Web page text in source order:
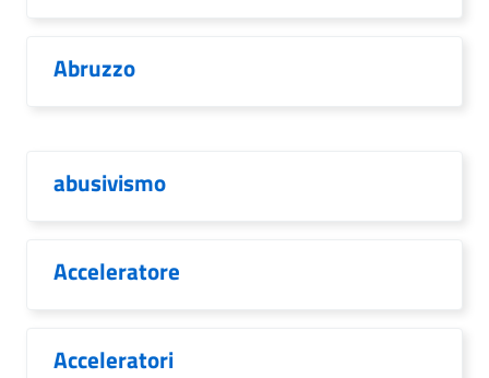
Abruzzo
abusivismo
Acceleratore
Acceleratori